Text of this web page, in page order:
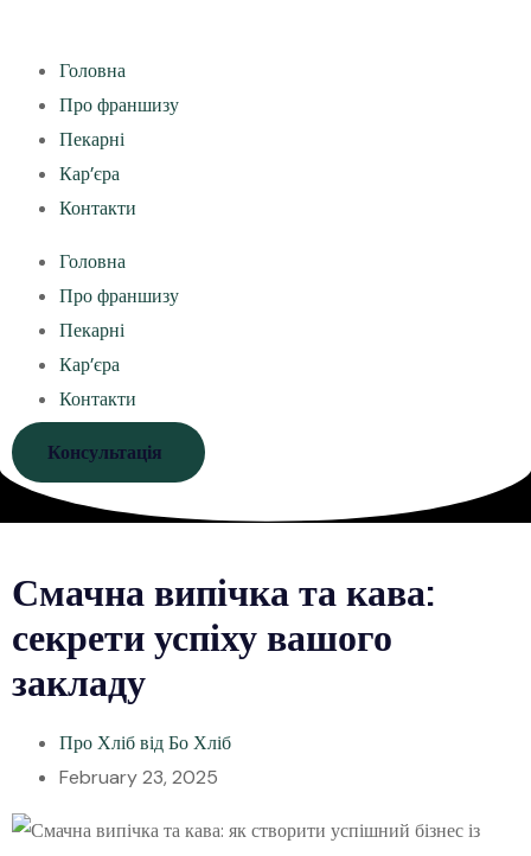
Головна
Про франшизу
Пекарні
Кар’єра
Контакти
Головна
Про франшизу
Пекарні
Кар’єра
Контакти
Консультація
Смачна випічка та кава:
секрети успіху вашого
закладу
Про Хліб від Бо Хліб
February 23, 2025